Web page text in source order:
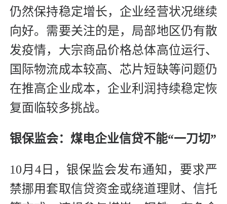
仍然保持稳定增长，企业经营状况继续
向好。需要关注的是，局部地区仍有散
发疫情，大宗商品价格总体高位运行、
国际物流成本较高、芯片短缺等问题仍
在推高企业成本，企业利润持续稳定恢
复面临较多挑战。
银保监会：煤电企业信贷不能“一刀切”
10月4日，银保监会发布通知，要求严
禁挪用套取信贷资金或绕道理财、信托